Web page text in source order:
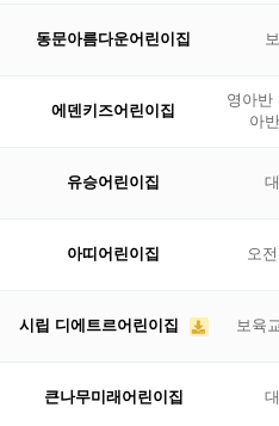
동문아름다운어린이집
에덴키즈어린이집
영아반
아
유승어린이집
아띠어린이집 오
시립 디에트르어린이집 보육
큰나무미래어린이집